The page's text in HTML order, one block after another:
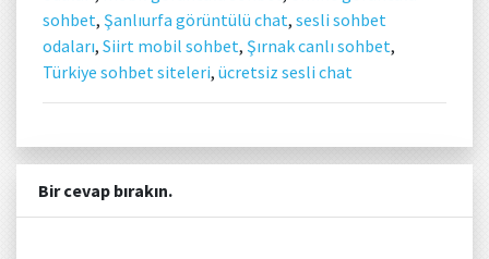
sohbet, Şanlıurfa görüntülü chat, sesli sohbet
odaları, Siirt mobil sohbet, Şırnak canlı sohbet,
Türkiye sohbet siteleri, ücretsiz sesli chat
Bir cevap bırakın.